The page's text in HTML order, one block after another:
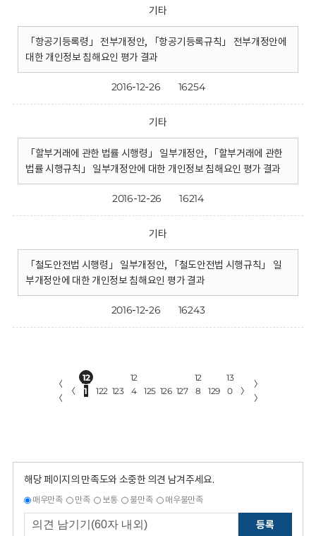
기타
「항공기등록령」 전부개정안, 「항공기등록규칙」 전부개정안에
대한 개인정보 침해요인 평가 결과
2016-12-26 16254
기타
「할부거래에 관한 법률 시행령」 일부개정안, 「할부거래에 관한
법률 시행규칙」 일부개정안에 대한 개인정보 침해요인 평가 결과
2016-12-26 16214
기타
「철도안전법 시행령」 일부개정안, 「철도안전법 시행규칙」 일
부개정안에 대한 개인정보 침해요인 평가 결과
2016-12-26 16243
〈
〈
〈
12
1
122 123
12
4
125 126 127
12
8
129
13
0
〉
〉
〉
해당 페이지의 만족도와 소중한 의견 남겨주세요.
매우만족 만족 보통 불만족 매우불만족
등록